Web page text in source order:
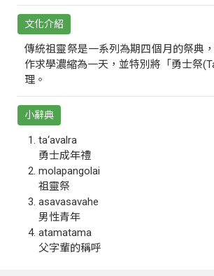
文化介紹
傳統祖靈祭是一系列為期四個月的祭典
作求學濃縮為一天，並特別將「勇士祭
理。
小辭典
ta‘avalra
勇士成年禮
molapangolai
祖靈祭
asavasavahe
男性青年
atamatama
父字輩的稱呼